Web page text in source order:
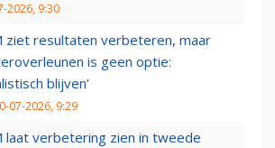
2026, 9:30
ziet resultaten verbeteren, maar
is geen optie:
blijven’
07-2026, 9:29
laat verbetering zien in tweede